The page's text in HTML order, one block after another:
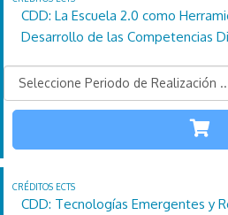
Más
CDD: La Escuela 2.0 como
Desarrollo de las Competencias
110 4
Más
CDD: Tecnologías Emergentes y